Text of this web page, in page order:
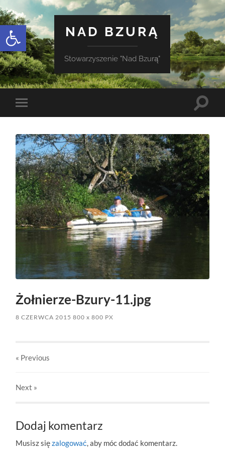
Otwórz pasek narzędzi
NAD BZURĄ
Stowarzyszenie "Nad Bzurą"
Toggle
mobile
Toggle
Żołnierze-Bzury-11.jpg
8 CZERWCA 2015 800x 800 PX
« Previous
Next »
Dodaj komentarz
Musisz sięzalogować , aby móc dodać komentarz.